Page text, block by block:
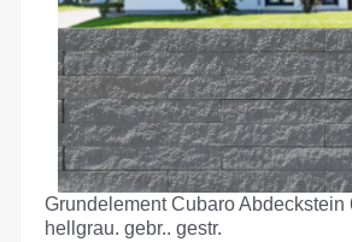
Grundelement Cubaro Abdeckstein
hellgrau. gebr.. gestr.